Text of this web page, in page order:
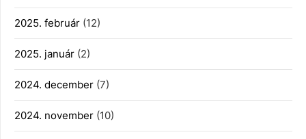
2025. február (12)
2025. január (2)
2024. december (7)
2024. november (10)